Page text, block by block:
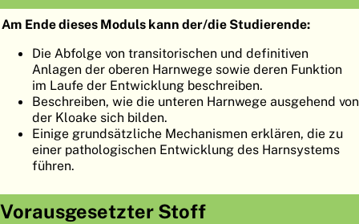
HOME
EMBRYOGENESE
ORGANOGENESE
ATLASEMBRYOLOGY
HILFE
Am Ende dieses Moduls kann der/die Studierende:
Die Abfolge von transitorischen und definitiven
Anlagen der oberen Harnwege sowie deren Funktion
im Laufe der Entwicklung beschreiben.
Beschreiben, wie die unteren Harnwege ausgehend von
der Kloake sich bilden.
Einige grundsätzliche Mechanismen erklären, die zu
einer pathologischen Entwicklung des Harnsystems
führen.
Vorausgesetzter Stoff